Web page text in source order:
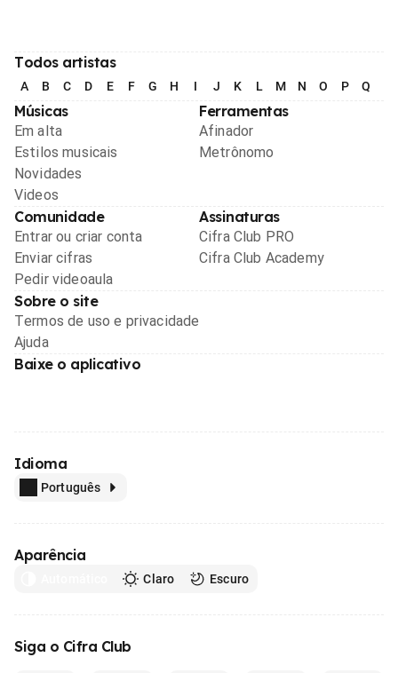
Todos artistas
A B C D E F G H I J K L M N O P Q
Músicas
Em alta
Estilos musicais
Novidades
Videos
Ferramentas
Afinador
Metrônomo
Comunidade
Entrar ou criar conta
Enviar cifras
Pedir videoaula
Assinaturas
Cifra Club PRO
Cifra Club Academy
Sobre o site
Termos de uso e privacidade
Ajuda
Baixe o aplicativo
Idioma
Português
Aparência
Claro Escuro
Siga o Cifra Club